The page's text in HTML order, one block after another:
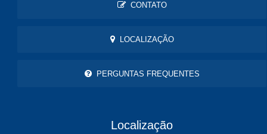
CONTATO
LOCALIZAÇÃO
PERGUNTAS FREQUENTES
Localização